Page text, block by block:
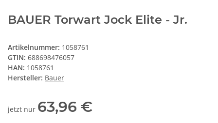
BAUER Torwart Jock Elite - Jr.
Artikelnummer: 1058761
GTIN: 688698476057
HAN: 1058761
Hersteller: Bauer
jetzt nur 63,96 €